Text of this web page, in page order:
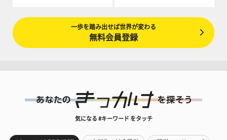
一歩を踏み出せば世界が変わる
無料会員登録
気になる #キーワード をタッチ